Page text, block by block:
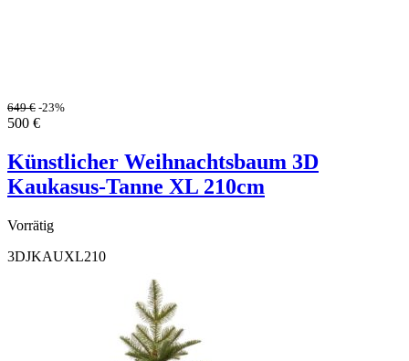
649€ -23%
500 €
Künstlicher Weihnachtsbaum 3D
Kaukasus-Tanne XL 210cm
Vorrätig
3DJKAUXL210